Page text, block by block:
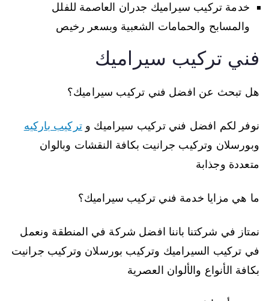
خدمة تركيب سيراميك جدران العاصمة للفلل
والمسابح والحمامات الشعبية وبسعر رخيص
فني تركيب سيراميك
هل تبحث عن افضل فني تركيب سيراميك؟
نوفر لكم افضل فني تركيب سيراميك وتركيب باركيه
وبورسلان وتركيب جرانيت بكافة النقشات وبالوان
متعددة وجذابة
ما هي مزايا خدمة فني تركيب سيراميك؟
نمتاز في شركتنا باننا افضل شركة في المنطقة ونعمل
في تركيب السيراميك وتركيب بورسلان وتركيب جرانيت
بكافة الأنواع والألوان العصرية